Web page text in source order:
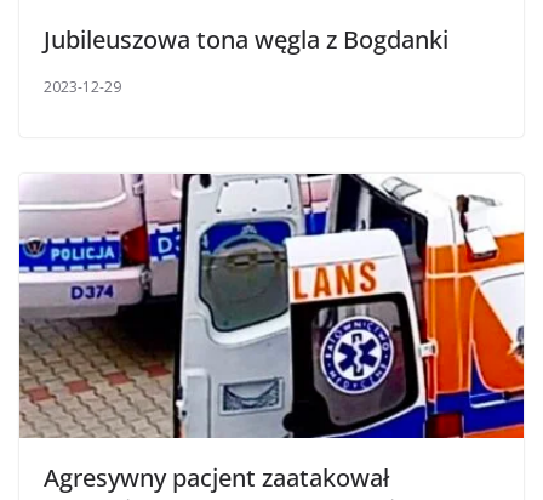
Jubileuszowa tona węgla z Bogdanki
2023-12-29
Agresywny pacjent zaatakował